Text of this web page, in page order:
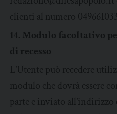
clienti al numero
14. Modulo facoltativo
di recesso
L’Utente può recedere
modulo che dovrà essere
parte e inviato all’indirizzo